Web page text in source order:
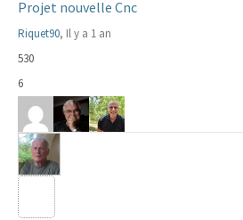
Projet nouvelle Cnc
Riquet90, Il y a 1 an
530
6